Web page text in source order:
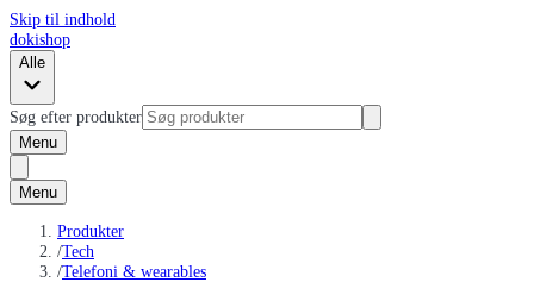
Skip til indhold
dokishop
Alle
Søg efter produkter
Menu
Menu
Produkter
/Tech
/Telefoni & wearables